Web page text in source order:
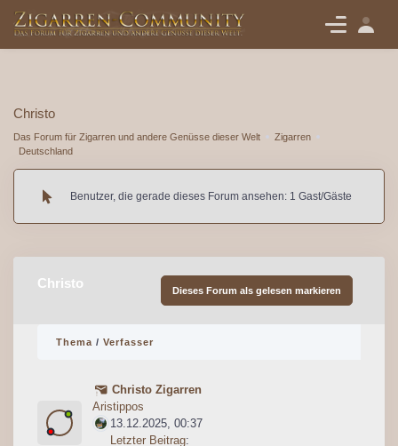
Christo
Das Forum für Zigarren und andere Genüsse dieser Welt
Zigarren
Deutschland
Benutzer, die gerade dieses Forum ansehen: 1 Gast/Gäste
Christo Dieses Forum als gelesen markieren
Thema / Verfasser
Christo Zigarren
Aristippos
13.12.2025, 00:37
Letzter Beitrag: